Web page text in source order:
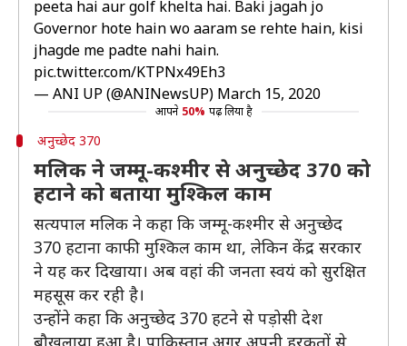
peeta hai aur golf khelta hai. Baki jagah jo
Governor hote hain wo aaram se rehte hain, kisi
jhagde me padte nahi hain.
pic.twitter.com/KTPNx49Eh3
— ANI UP (@ANINewsUP) March 15, 2020
आपने 50% पढ़ लिया है
अनुच्छेद 370
मलिक ने जम्मू-कश्मीर से अनुच्छेद 370 को
हटाने को बताया मुश्किल काम
सत्यपाल मलिक ने कहा कि जम्मू-कश्मीर से अनुच्छेद
370 हटाना काफी मुश्किल काम था, लेकिन केंद्र सरकार
ने यह कर दिखाया। अब वहां की जनता स्वयं को सुरक्षित
महसूस कर रही है।
उन्होंने कहा कि अनुच्छेद 370 हटने से पड़ोसी देश
बौखलाया हुआ है। पाकिस्तान अगर अपनी हरकतों से